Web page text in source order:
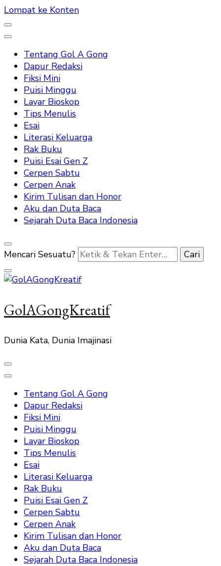
Lompat ke Konten
Tentang Gol A Gong
Dapur Redaksi
Fiksi Mini
Puisi Minggu
Layar Bioskop
Tips Menulis
Esai
Literasi Keluarga
Rak Buku
Puisi Esai Gen Z
Cerpen Sabtu
Cerpen Anak
Kirim Tulisan dan Honor
Aku dan Duta Baca
Sejarah Duta Baca Indonesia
Mencari Sesuatu?
GolAGongKreatif
Dunia Kata, Dunia Imajinasi
Tentang Gol A Gong
Dapur Redaksi
Fiksi Mini
Puisi Minggu
Layar Bioskop
Tips Menulis
Esai
Literasi Keluarga
Rak Buku
Puisi Esai Gen Z
Cerpen Sabtu
Cerpen Anak
Kirim Tulisan dan Honor
Aku dan Duta Baca
Sejarah Duta Baca Indonesia